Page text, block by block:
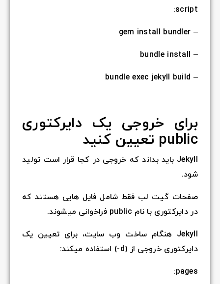
script:
– gem install bundler
– bundle install
– bundle exec jekyll build
برای خروجی یک دایرکتوری
public تعیین کنید
Jekyll باید بداند که خروجی در کجا قرار است تولید
شود.
صفحات گیت لب فقط شامل فایل هایی هستند که
در دایرکتوری با نام public فراخوانی میشوند.
Jekyll هنگام ساخت وب سایت، برای تعیین یک
دایرکتوری خروجی از (d-) استفاده میکند:
pages: